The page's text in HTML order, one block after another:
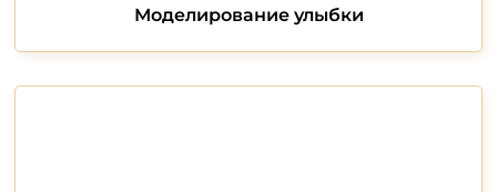
Моделирование улыбки